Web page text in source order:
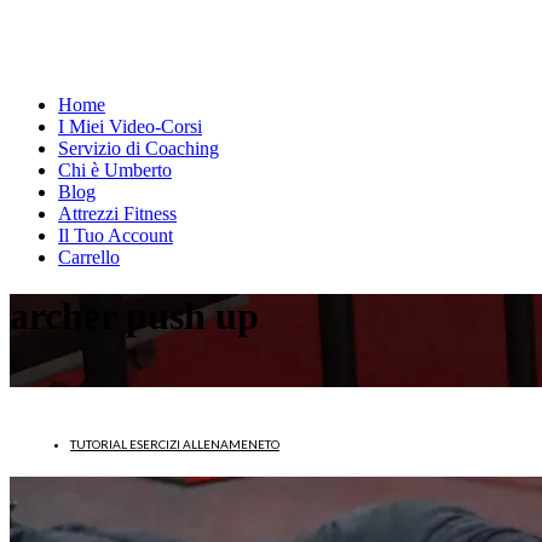
Home
I Miei Video-Corsi
Servizio di Coaching
Chi è Umberto
Blog
Attrezzi Fitness
Il Tuo Account
Carrello
archer push up
TUTORIAL ESERCIZI ALLENAMENETO